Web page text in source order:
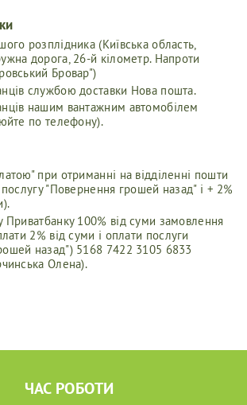
розплідника (Київська область,
дорога, 26-й кілометр. Напроти
Бровар")
службою доставки Нова пошта.
нашим вантажним автомобілем
по телефону).
при отриманні на відділенні пошти
"Повернення грошей назад" і + 2%
Приватбанку 100% від суми замовлення
2% від суми і оплати послуги
назад") 5168 7422 3105 6833
Олена).
ЧАС РОБОТИ